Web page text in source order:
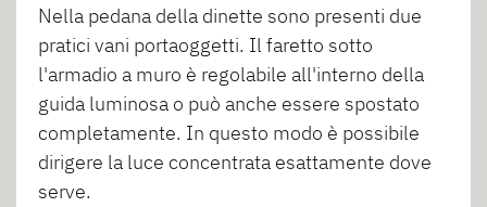
Nella pedana della dinette sono presenti due
pratici vani portaoggetti. Il faretto sotto
l'armadio a muro è regolabile all'interno della
guida luminosa o può anche essere spostato
completamente. In questo modo è possibile
dirigere la luce concentrata esattamente dove
serve.